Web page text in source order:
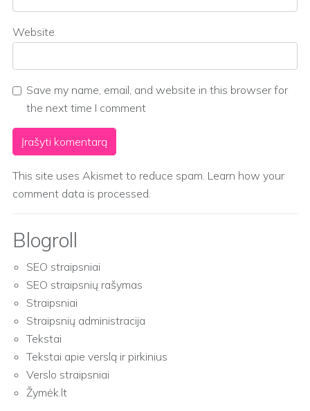
Website
Save my name, email, and website in this browser for
the next time I comment
This site uses Akismet to reduce spam. Learn how your
comment data is processed.
Blogroll
SEO straipsniai
SEO straipsnių rašymas
Straipsniai
Straipsnių administracija
Tekstai
Tekstai apie verslą ir pirkinius
Verslo straipsniai
Žymėk.lt